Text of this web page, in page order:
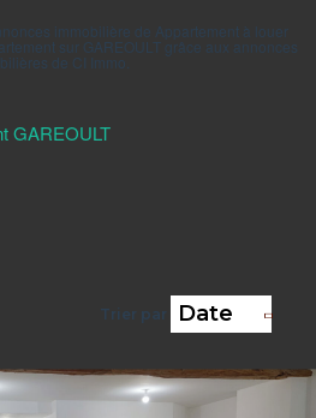
immobilière de Appartement à louer
sur GAREOULT grâce aux annonces
de CI Immo.
GAREOULT
Trier par